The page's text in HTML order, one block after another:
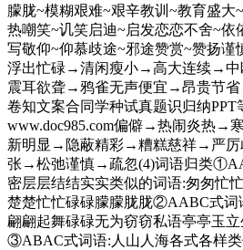
朦胧~模糊艰难~艰辛教训~教育盛大
热嘲笑~讥笑启迪~启发恋恋不舍~依
写敬仰~仰慕歧途~邪途赞赏~赞扬
浮出忙碌→清闲瘦小→高大连续→
震耳欲聋→鸦雀无声便宜→昂贵节
卷知文案合同学种试真题识归纳PPT
www.doc985.com偏僻→热闹炎热→
新明显→隐蔽精彩→糟糕慈祥→严
张→松弛谨慎→疏忽(4)词语归类
密层层结结实实类似的词语:匆匆忙
楚楚忙忙碌碌朦朦胧胧②AABC式词
翩翩起舞碌碌无为窃窃私语亭亭玉
③ABAC式词语:人山人海各式各样